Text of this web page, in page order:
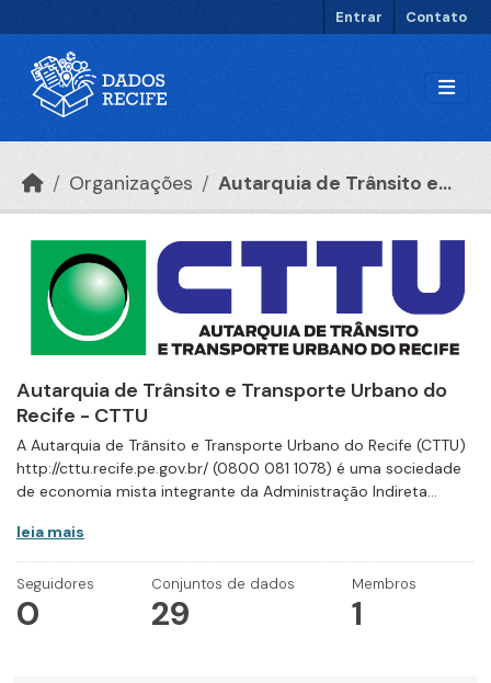
Entrar Contato
Organizações Autarquia de Trânsito e...
Autarquia de Trânsito e Transporte Urbano do
Recife - CTTU
A Autarquia de Trânsito e Transporte Urbano do Recife (CTTU)
http://cttu.recife.pe.gov.br/ (0800 081 1078) é uma sociedade
de economia mista integrante da Administração Indireta...
leia mais
Seguidores
0
Conjuntos de dados
29
Membros
1